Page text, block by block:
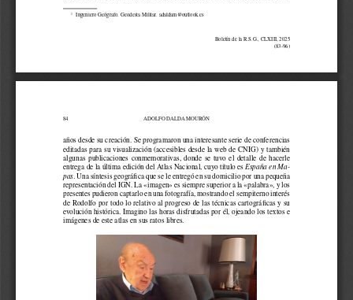
1 Ingeniero Geógrafo. Geodesta Militar. adaldam@outlook.es
Boletín de la R.S.G., CLXIII, 2025
(83-96)
84 ADOLFO DALDA MOURÓN
años desde su creación. Se programaron una interesante serie de conferencias
editadas para su visualización (accesibles desde la web de CNIG) y también
algunas  publicaciones  conmemorativas,  donde  se  tuvo  el  detalle  de  hacerle
entrega de la última edición del Atlas Nacional, cuyo título es España en Ma-
pas. Una síntesis geográfca que se le entregó en su domicilio por una pequeña
representación del IGN. La «imagen» es siempre superior a la «palabra», y los
presentes pudieron captarlo en una fotografía, mostrando el sempiterno interés
de Rodolfo por todo lo relativo al progreso de las técnicas cartográfcas y su
evolución histórica. Imagino las horas disfrutadas por él, ojeando los textos e
imágenes de este atlas en sus ratos libres.